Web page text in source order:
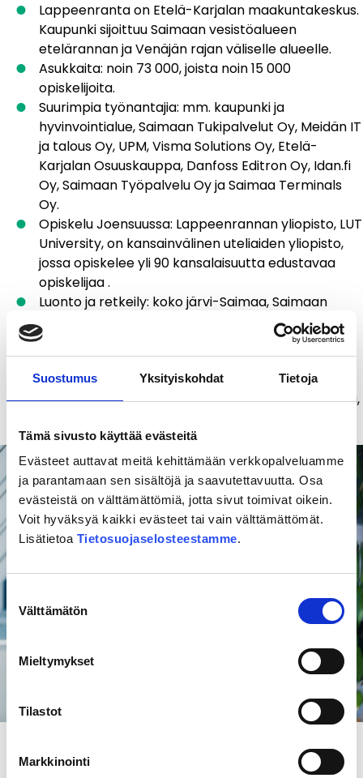
Suostumus Yksityiskohdat Tietoja
Tämä sivusto käyttää evästeitä
Evästeet auttavat meitä kehittämään verkkopalveluamme
ja parantamaan sen sisältöjä ja saavutettavuutta. Osa
evästeistä on välttämättömiä, jotta sivut toimivat oikein.
Voit hyväksyä kaikki evästeet tai vain välttämättömät.
Lisätietoa Tietosuojaselosteestamme.
valinta
Välttämätön
Mieltymykset
Tilastot
Markkinointi
Lappeenranta on Etelä-Karjalan maakuntakeskus.
Kaupunki sijoittuu Saimaan vesistöalueen
etelärannan ja Venäjän rajan väliselle alueelle.
Asukkaita: noin 73 000, joista noin 15 000
opiskelijoita.
Suurimpia työnantajia: mm. kaupunki ja
hyvinvointialue, Saimaan Tukipalvelut Oy, Meidän IT
ja talous Oy, UPM, Visma Solutions Oy, Etelä-
Karjalan Osuuskauppa, Danfoss Editron Oy, Idan.fi
Oy, Saimaan Työpalvelu Oy ja Saimaa Terminals
Oy.
Opiskelu Joensuussa: Lappeenrannan yliopisto, LUT
University, on kansainvälinen uteliaiden yliopisto,
jossa opiskelee yli 90 kansalaisuutta edustavaa
opiskelijaa .
Luonto ja retkeily: koko järvi-Saimaa, Saimaan
kanavapolku, Rantaraitti, lukuisat saaret,
luontopolut, patikointi-, melonta- ja pyöräilyreitit,
risteilyt.
Nähtävyyksiä mm. järvi-Saimaa ainutlaatuisine
maisemineen ja luontoarvoineen, Saimaan kanava,
kysyvät, miten pärjäämme Venäjän vieressä, pelottaako?
Vastaamme aina, että meillä on valmius, pärjäämme eikä